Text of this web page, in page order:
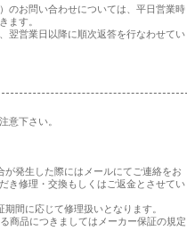
のお問い合わせについては、平日営業時
ます。
翌営業日以降に順次返答を行なわせてい
意下さい。
発生した際にはメールにてご連絡をお
き修理・交換もしくはご返金とさせてい
間に応じて修理扱いとなります。
商品につきましてはメーカー保証の規定